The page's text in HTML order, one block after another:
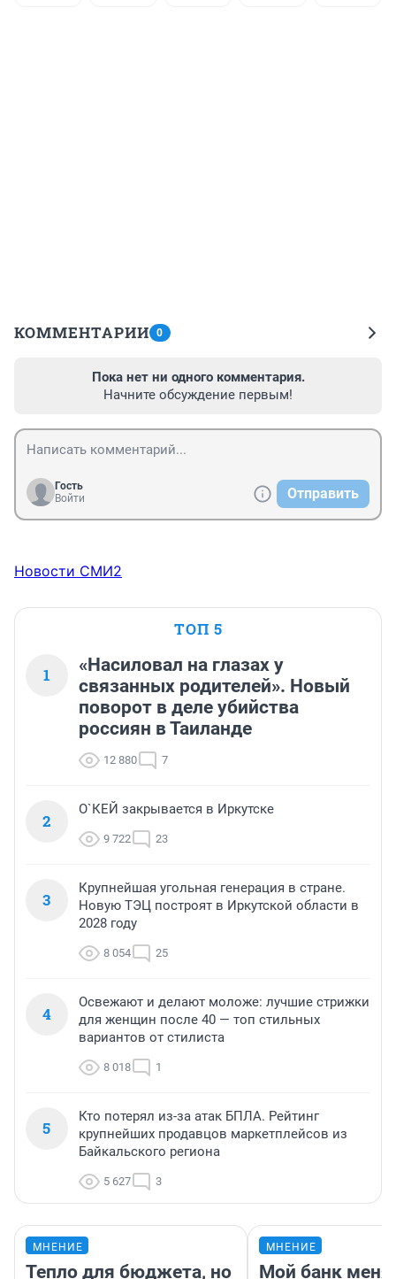
КОММЕНТАРИИ 0
Пока нет ни одного комментария.
Начните обсуждение первым!
Гость
Войти
Отправить
Новости СМИ2
ТОП 5
1
«Насиловал на глазах у
связанных родителей». Новый
поворот в деле убийства
россиян в Таиланде
12 880 7
2
О`КЕЙ закрывается в Иркутске
9 722 23
3
Крупнейшая угольная генерация в стране.
Новую ТЭЦ построят в Иркутской области в
2028 году
8 054 25
4
Освежают и делают моложе: лучшие стрижки
для женщин после 40 — топ стильных
вариантов от стилиста
8 018 1
5
Кто потерял из-за атак БПЛА. Рейтинг
крупнейших продавцов маркетплейсов из
Байкальского региона
5 627 3
МНЕНИЕ
Тепло для бюджета, но
МНЕНИЕ
Мой банк меня